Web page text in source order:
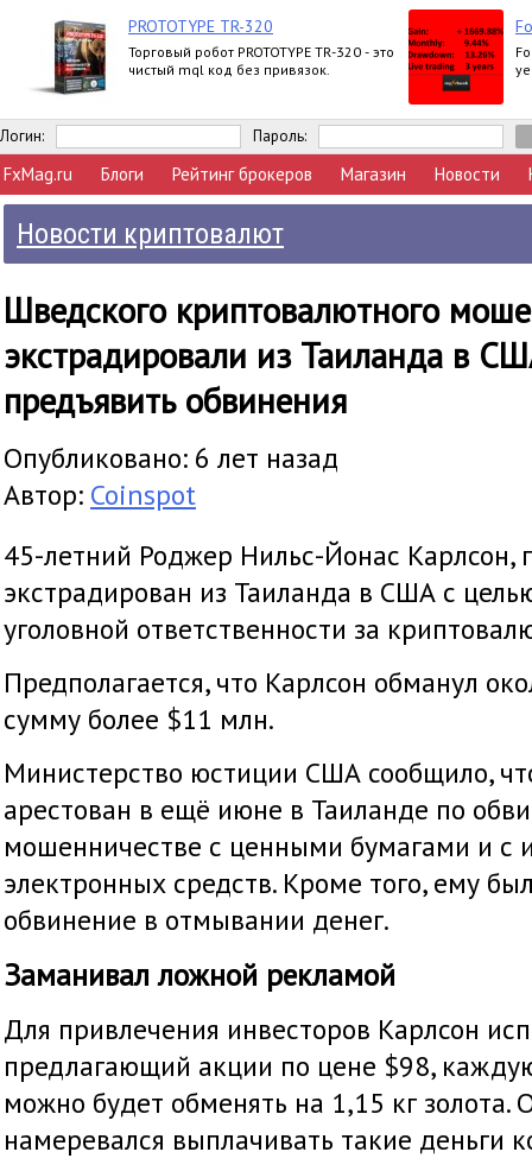
PROTOTYPE TR-320
Торговый робот PROTOTYPE TR-320 - это
чистый mql код без привязок.
Логин: Пароль:
FxMag.ru Блоги Рейтинг брокеров Магазин Новости
Новости криптовалют
Шведского криптовалютного
экстрадировали из Таиланда в
предъявить обвинения
Опубликовано: 6 лет назад
Автор: Coinspot
45-летний Роджер Нильс-Йонас
экстрадирован из Таиланда в США с
уголовной ответственности за
Предполагается, что Карлсон обманул
сумму более $11 млн.
Министерство юстиции США сообщило,
арестован в ещё июне в Таиланде по
мошенничестве с ценными бумагами и с
электронных средств. Кроме того, ему
обвинение в отмывании денег.
Заманивал ложной рекламой
Для привлечения инвесторов Карлсон
предлагающий акции по цене $98,
можно будет обменять на 1,15 кг
намеревался выплачивать такие деньги